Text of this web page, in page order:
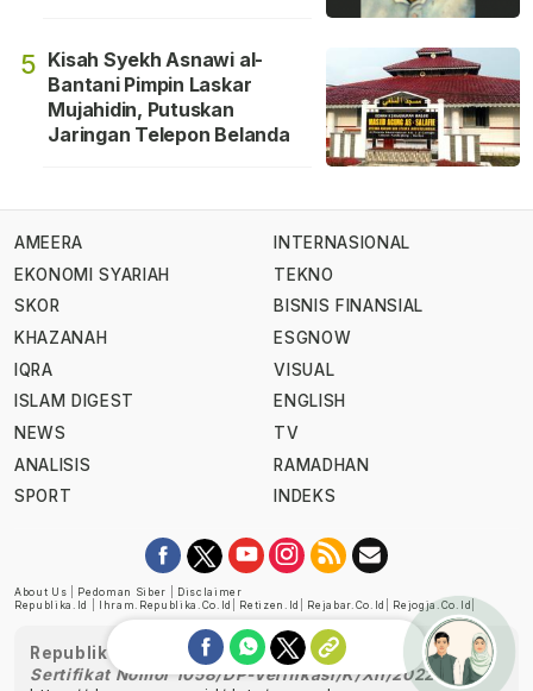
5 Kisah Syekh Asnawi al-
Bantani Pimpin Laskar
Mujahidin, Putuskan
Jaringan Telepon Belanda
AMEERA
EKONOMI SYARIAH
SKOR
KHAZANAH
IQRA
ISLAM DIGEST
NEWS
ANALISIS
SPORT
INTERNASIONAL
TEKNO
BISNIS FINANSIAL
ESGNOW
VISUAL
ENGLISH
TV
RAMADHAN
INDEKS
About Us Pedoman Siber
Disclaimer
Republika.id
Ihram.republika.co.id Retizen.id Rejabar.co.id Rejogja.co.id
Republika telah diverifikasi oleh Dewan Pers
Sertifikat Nomor 1058/DP-Verifikasi/K/XII/2022